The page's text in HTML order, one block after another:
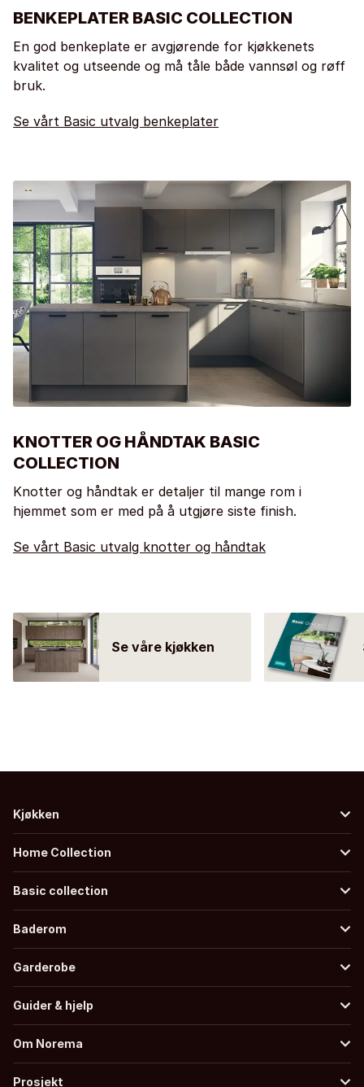
BENKEPLATER BASIC COLLECTION
En god benkeplate er avgjørende for kjøkkenets
kvalitet og utseende og må tåle både vannsøl og røff
bruk.
Se vårt Basic utvalg benkeplater
KNOTTER OG HÅNDTAK BASIC
COLLECTION
Knotter og håndtak er detaljer til mange rom i
hjemmet som er med på å utgjøre siste finish.
Se vårt Basic utvalg knotter og håndtak
Se våre kjøkken
Kjøkken
Home Collection
Basic collection
Baderom
Garderobe
Guider & hjelp
Om Norema
Prosjekt